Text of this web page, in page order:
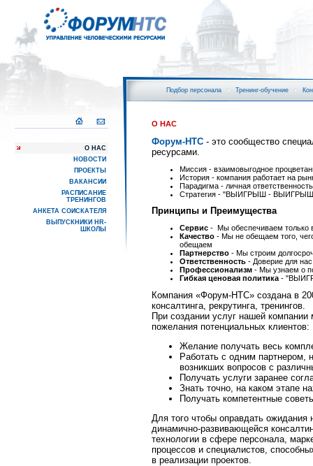
О НАС
НОВОСТИ
ПРОЕКТЫ
ВАКАНСИИ
РАСПИСАНИЕ
ТРЕНИНГОВ
АНКЕТА СОИСКАТЕЛЯ
ВЫПУСКНИКИ HR-
ШКОЛЫ
Подбор персонала Тренинг-обучение
О НАС
Форум-НТС - это сообщество
Миссия - взаимовыгодное
История - компания работает на
Парадигма - личная
Стратегия - "ВЫИГРЫШ -
Принципы и Преимущества
Сервис - Мы обеспечиваем только
Качество - Мы не обещаем того,
обещаем
Партнерство - Мы строим
Ответственность - Доверие для
Профессионализм - Мы узнаем о
Гибкая ценовая политика -
Компания «Форум-НТС» создана в
консалтинга, рекрутинга, тренингов.
При создании услуг нашей
пожелания потенциальных клиентов:
Желание получать весь
Работать с одним партнером,
возникших вопросов с
Получать услуги заранее
Знать точно, на каком этапе
Получать компетентные
Для того чтобы оправдать
динамично-развивающейся
технологии в сфере персонала,
процессов и специалистов,
в реализации проектов.